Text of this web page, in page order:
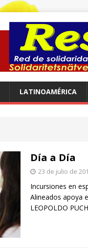
LATINOAMÉRICA
Día a Día
23 de julio de
Incursiones en
Alineados apoya
LEOPOLDO